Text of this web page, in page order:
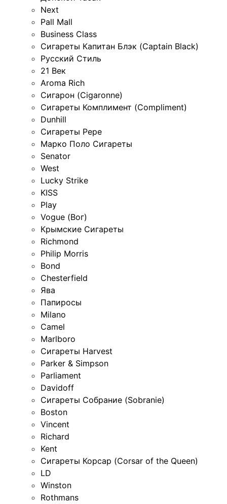
Next
Pall Mall
Business Class
Сигареты Капитан Блэк (Captain Black)
Русский Стиль
21 Век
Aroma Rich
Сигарон (Cigaronne)
Сигареты Комплимент (Compliment)
Dunhill
Сигареты Pepe
Марко Поло Сигареты
Senator
West
Lucky Strike
KISS
Play
Vogue (Вог)
Крымские Сигареты
Richmond
Philip Morris
Bond
Chesterfield
Ява
Папиросы
Milano
Camel
Marlboro
Сигареты Harvest
Parker & Simpson
Parliament
Davidoff
Сигареты Собрание (Sobranie)
Boston
Vincent
Richard
Kent
Сигареты Корсар (Corsar of the Queen)
LD
Winston
Rothmans